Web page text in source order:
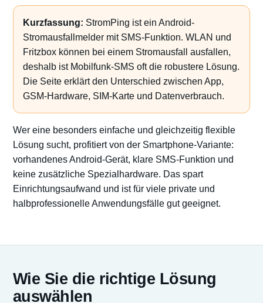
Kurzfassung: StromPing ist ein Android-
Stromausfallmelder mit SMS-Funktion. WLAN und
Fritzbox können bei einem Stromausfall ausfallen,
deshalb ist Mobilfunk-SMS oft die robustere Lösung.
Die Seite erklärt den Unterschied zwischen App,
GSM-Hardware, SIM-Karte und Datenverbrauch.
Wer eine besonders einfache und gleichzeitig flexible
Lösung sucht, profitiert von der Smartphone-Variante:
vorhandenes Android-Gerät, klare SMS-Funktion und
keine zusätzliche Spezialhardware. Das spart
Einrichtungsaufwand und ist für viele private und
halbprofessionelle Anwendungsfälle gut geeignet.
Wie Sie die richtige Lösung
auswählen